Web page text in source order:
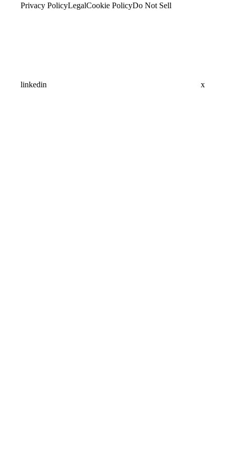
Privacy PolicyLegalCookie PolicyDo Not Sell
linkedin x